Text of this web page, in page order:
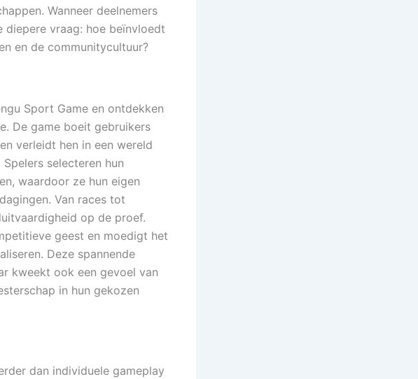
Wanneer deelnemers
vraag: hoe beïnvloedt
en de communitycultuur?
Sport Game en ontdekken
De game boeit gebruikers
verleidt hen in een wereld
selecteren hun
waardoor ze hun eigen
Van races tot
op de proef.
geest en moedigt het
Deze spannende
kweekt ook een gevoel van
in hun gekozen
dan individuele gameplay